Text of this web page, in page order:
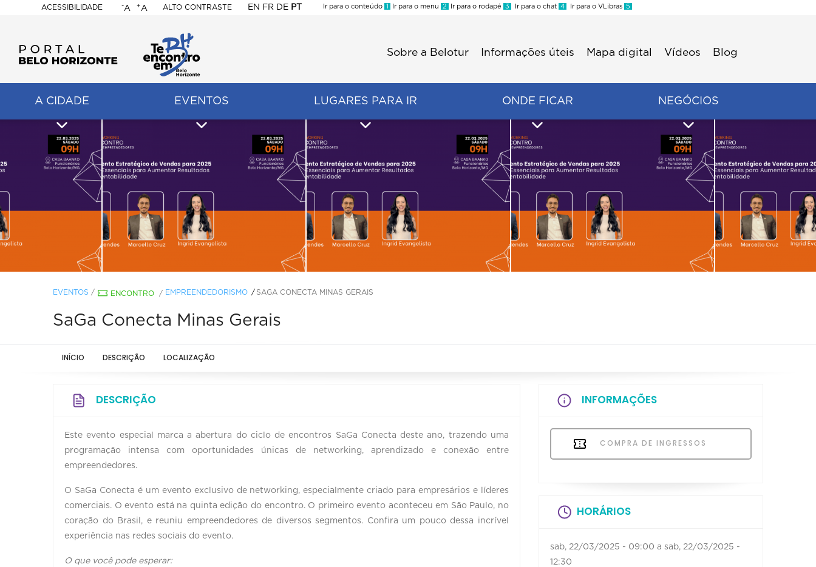
ACESSIBILIDADE
BELO
HORIZONTE
-A +A ALTO CONTRASTE EN FR DE PT
Ir para o conteúdo 1 Ir para o menu 2 Ir para o rodapé 3 Ir para o chat 4 Ir para o VLibras 5
Sobre a Belotur Informações úteis Mapa digital Vídeos Blog
A CIDADE EVENTOS LUGARES PARA IR ONDE FICAR NEGÓCIOS
EVENTOS / ENCONTRO / EMPREENDEDORISMO SAGA CONECTA MINAS GERAIS
SaGa Conecta Minas Gerais
INÍCIO DESCRIÇÃO LOCALIZAÇÃO
DESCRIÇÃO
Este evento especial marca a abertura do ciclo de encontros SaGa Conecta deste ano, trazendo uma
programação intensa com oportunidades únicas de networking, aprendizado e conexão entre
empreendedores.
O SaGa Conecta é um evento exclusivo de networking, especialmente criado para empresários e líderes
comerciais. O evento está na quinta edição do encontro. O primeiro evento aconteceu em São Paulo, no
coração do Brasil, e reuniu empreendedores de diversos segmentos. Confira um pouco dessa incrível
experiência nas redes sociais do evento.
O que você pode esperar:
INFORMAÇÕES
COMPRA DE INGRESSOS
HORÁRIOS
sab, 22/03/2025 - 09:00 a sab, 22/03/2025 -
12:30